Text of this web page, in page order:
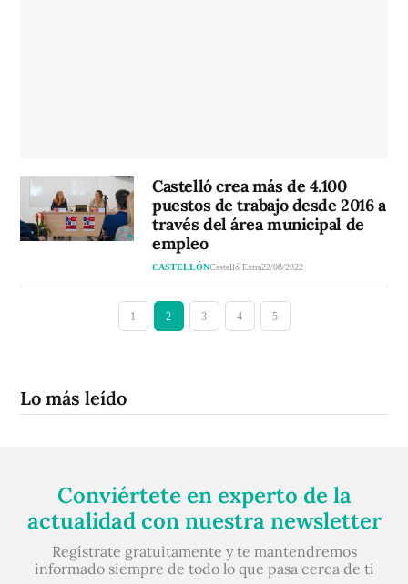
Castelló crea más de 4.100
puestos de trabajo desde 2016 a
través del área municipal de
empleo
CASTELLÓNCastelló Extra22/08/2022
1 2 3 4 5
Lo más leído
Conviértete en experto de la
actualidad con nuestra newsletter
Regístrate gratuitamente y te mantendremos
informado siempre de todo lo que pasa cerca de ti